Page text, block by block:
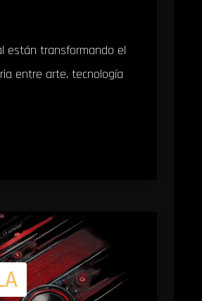
están transformando el
entre arte, tecnología